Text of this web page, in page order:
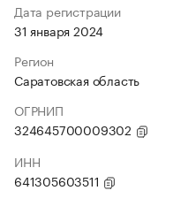
Дата регистрации
31 января 2024
Регион
Саратовская область
ОГРНИП
324645700009302
ИНН
641305603511